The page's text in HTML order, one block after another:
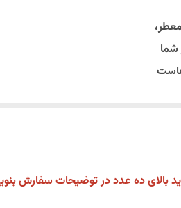
شما
بالای ده عدد در توضیحات سفارش